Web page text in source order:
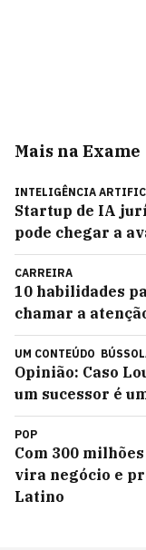
Mais na Exame
INTELIGÊNCIA
Startup de IA
pode chegar a
CARREIRA
10 habilidades
chamar a
UM CONTEÚDO
Opinião: Caso
um sucessor é
POP
Com 300
vira negócio e
Latino